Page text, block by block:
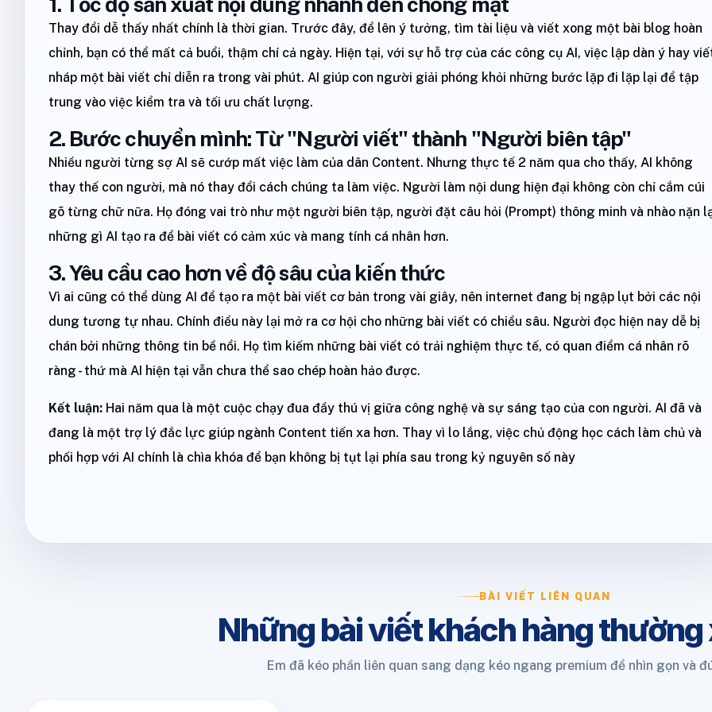
Thay đổi dễ thấy nhất chính là thời gian. Trước đây, để lên ý tưởng, tìm tài liệu và viết xong một bài blog hoàn
chỉnh, bạn có thể mất cả buổi, thậm chí cả ngày. Hiện tại, với sự hỗ trợ của các công cụ AI, việc lập dàn ý hay
nháp một bài viết chỉ diễn ra trong vài phút. AI giúp con người giải phóng khỏi những bước lặp đi lặp lại để tập
trung vào việc kiểm tra và tối ưu chất lượng.
2. Bước chuyển mình: Từ "Người viết" thành "Người biên tập"
Nhiều người từng sợ AI sẽ cướp mất việc làm của dân Content. Nhưng thực tế 2 năm qua cho thấy, AI không
thay thế con người, mà nó thay đổi cách chúng ta làm việc. Người làm nội dung hiện đại không còn chỉ cắm cúi
gõ từng chữ nữa. Họ đóng vai trò như một người biên tập, người đặt câu hỏi (Prompt) thông minh và nhào nặn
những gì AI tạo ra để bài viết có cảm xúc và mang tính cá nhân hơn.
3. Yêu cầu cao hơn về độ sâu của kiến thức
Vì ai cũng có thể dùng AI để tạo ra một bài viết cơ bản trong vài giây, nên internet đang bị ngập lụt bởi các nội
dung tương tự nhau. Chính điều này lại mở ra cơ hội cho những bài viết có chiều sâu. Người đọc hiện nay dễ bị
chán bởi những thông tin bề nổi. Họ tìm kiếm những bài viết có trải nghiệm thực tế, có quan điểm cá nhân rõ
ràng - thứ mà AI hiện tại vẫn chưa thể sao chép hoàn hảo được.
Kết luận: Hai năm qua là một cuộc chạy đua đầy thú vị giữa công nghệ và sự sáng tạo của con người. AI đã và
đang là một trợ lý đắc lực giúp ngành Content tiến xa hơn. Thay vì lo lắng, việc chủ động học cách làm chủ và
phối hợp với AI chính là chìa khóa để bạn không bị tụt lại phía sau trong kỷ nguyên số này
BÀI VIẾT LIÊN QUAN
Những bài viết khách hàng
Em đã kéo phần liên quan sang dạng kéo ngang premium để nhìn gọn và